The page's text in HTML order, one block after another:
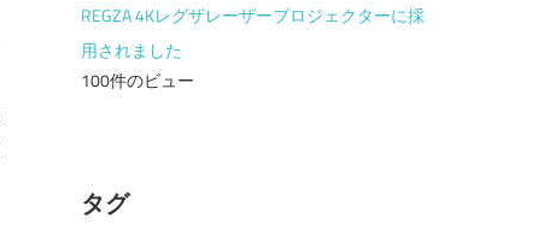
REGZA 4Kレグザレーザープロジェクターに採
用されました
100件のビュー
タグ